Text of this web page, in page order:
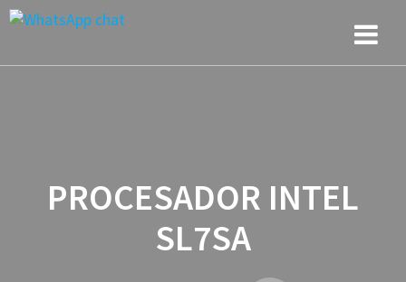
PROCESADOR INTEL
SL7SA